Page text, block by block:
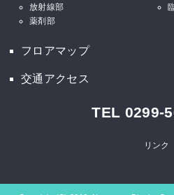
放射線部
薬剤部
フロアマップ
交通アクセス
TEL 0299-
リンク